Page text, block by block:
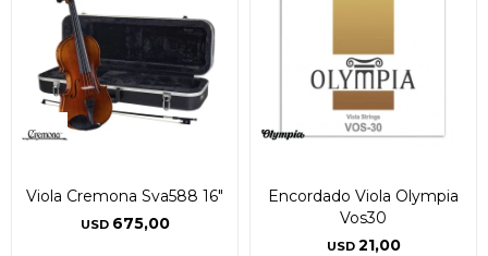
Viola Cremona Sva588 16"
USD 675,00
Encordado Viola Olympia
Vos30
USD 21,00